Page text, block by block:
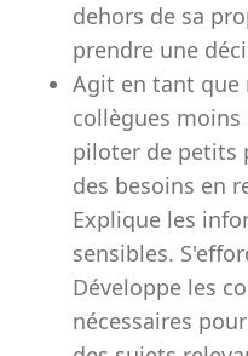
dehors de sa
prendre une
Agit en tant que
collègues
piloter de petits
des besoins en
Explique les
sensibles.
Développe les
nécessaires